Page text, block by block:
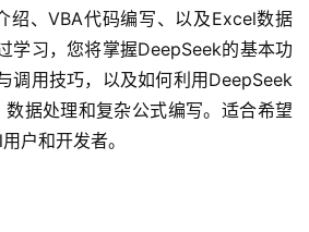
绍、VBA代码编写、以及Excel数据
学习，您将掌握DeepSeek的基本功
调用技巧，以及如何利用DeepSeek
据处理和复杂公式编写。适合希望
户和开发者。